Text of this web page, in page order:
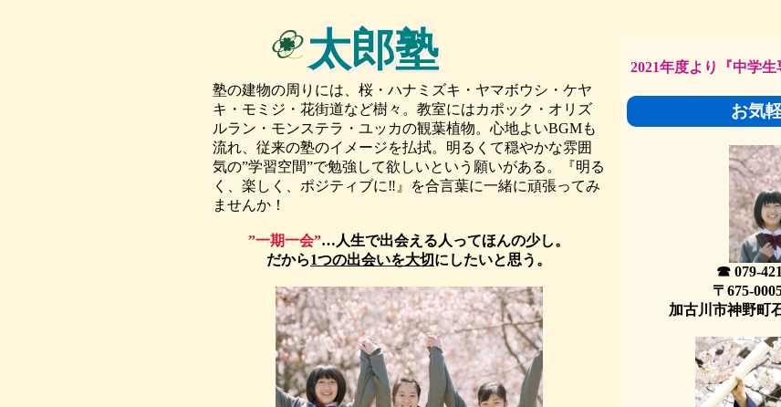
太郎塾
塾の建物の周りには、桜・ハナミズキ・ヤマボウシ・ケヤ
キ・モミジ・花街道など樹々。 教室にはカポック・オリズ
ルラン・モンステラ・ユッカの観葉植物。 心地よいBGMも
流れ、従来の塾のイメージを払拭。 明るくて穏やかな雰囲
気の”学習空間”で勉強して欲しいという願いがある。
『明る
く、楽しく、ポジティブに‼』を合言葉に一緒に頑張ってみ
ませんか！
”一期一会”…人生で出会える人ってほんの少し。
だから1つの出会いを大切にしたいと思う。
2021年度より『中学生
お気
☎ 079-
〒675-
加古川市神野町石